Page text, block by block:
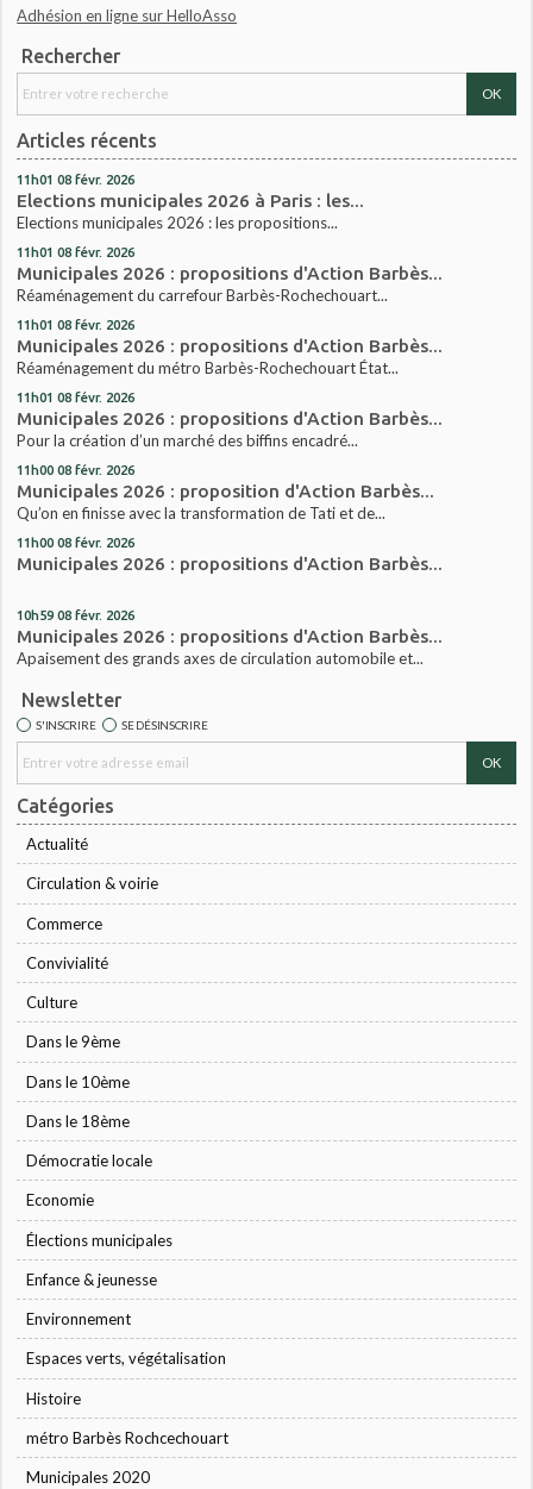
Adhésion en ligne sur HelloAsso
Rechercher
Articles récents
11h01 08 févr. 2026
Elections municipales 2026 à Paris : les...
Elections municipales 2026 : les propositions...
11h01 08 févr. 2026
Municipales 2026 : propositions d'Action Barbès...
Réaménagement du carrefour Barbès-Rochechouart...
11h01 08 févr. 2026
Municipales 2026 : propositions d'Action Barbès...
Réaménagement du métro Barbès-Rochechouart État...
11h01 08 févr. 2026
Municipales 2026 : propositions d'Action Barbès...
Pour la création d’un marché des biffins encadré...
11h00 08 févr. 2026
Municipales 2026 : proposition d'Action Barbès...
Qu’on en finisse avec la transformation de Tati et de...
11h00 08 févr. 2026
Municipales 2026 : propositions d'Action Barbès...
10h59 08 févr. 2026
Municipales 2026 : propositions d'Action Barbès...
Apaisement des grands axes de circulation automobile et...
Newsletter
S'INSCRIRE SE DÉSINSCRIRE
Catégories
Actualité
Circulation & voirie
Commerce
Convivialité
Culture
Dans le 9ème
Dans le 10ème
Dans le 18ème
Démocratie locale
Economie
Élections municipales
Enfance & jeunesse
Environnement
Espaces verts, végétalisation
Histoire
métro Barbès Rochcechouart
Municipales 2020